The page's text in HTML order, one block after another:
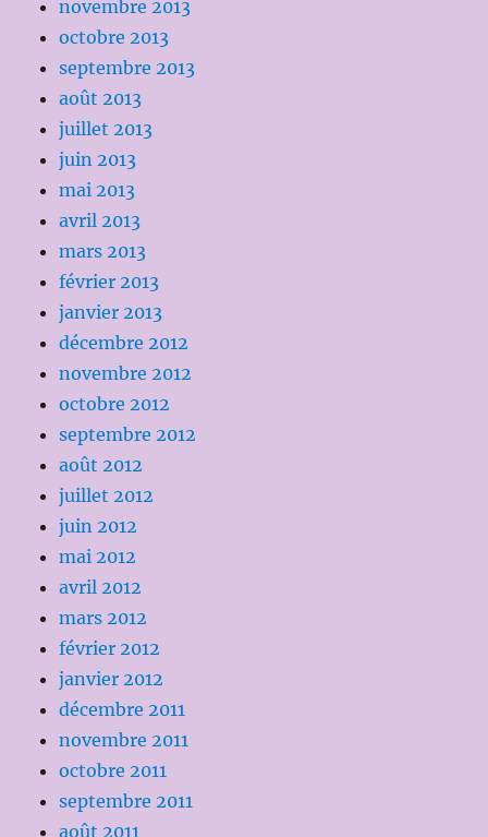
novembre 2013
octobre 2013
septembre 2013
août 2013
juillet 2013
juin 2013
mai 2013
avril 2013
mars 2013
février 2013
janvier 2013
décembre 2012
novembre 2012
octobre 2012
septembre 2012
août 2012
juillet 2012
juin 2012
mai 2012
avril 2012
mars 2012
février 2012
janvier 2012
décembre 2011
novembre 2011
octobre 2011
septembre 2011
août 2011